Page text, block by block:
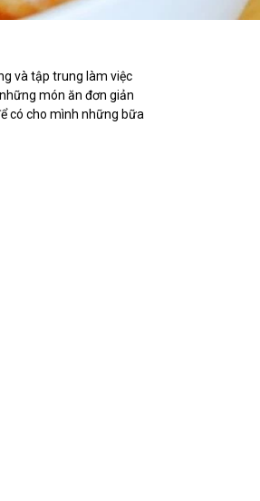
và tập trung làm việc
món ăn đơn giản
có cho mình những bữa